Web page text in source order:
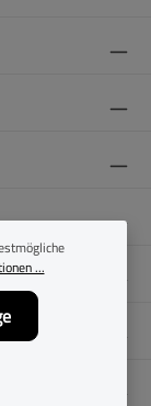
...